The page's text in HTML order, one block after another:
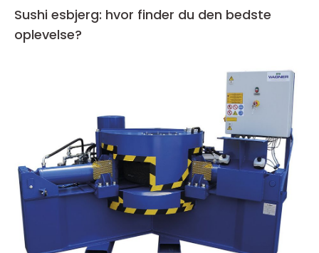
Sushi esbjerg: hvor finder du den bedste
oplevelse?